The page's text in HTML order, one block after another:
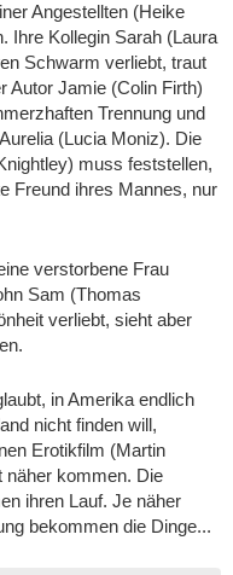
Angestellten (Heike
Ihre Kollegin Sarah (Laura
Schwarm verliebt, traut
Autor Jamie (Colin Firth)
Trennung und
(Lucia Moniz). Die
muss feststellen,
Freund ihres Mannes, nur
verstorbene Frau
Sam (Thomas
verliebt, sieht aber
in Amerika endlich
nicht finden will,
Erotikfilm (Martin
näher kommen. Die
ihren Lauf. Je näher
bekommen die Dinge...